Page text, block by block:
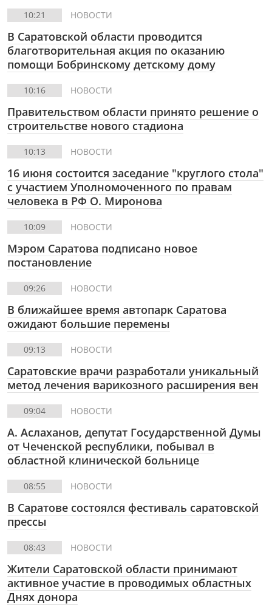
10:21 НОВОСТИ
В Саратовской области проводится
благотворительная акция по оказанию
помощи Бобринскому детскому дому
10:16 НОВОСТИ
Правительством области принято решение о
строительстве нового стадиона
10:13 НОВОСТИ
16 июня состоится заседание "круглого стола"
с участием Уполномоченного по правам
человека в РФ О. Миронова
10:09 НОВОСТИ
Мэром Саратова подписано новое
постановление
09:26 НОВОСТИ
В ближайшее время автопарк Саратова
ожидают большие перемены
09:13 НОВОСТИ
Саратовские врачи разработали уникальный
метод лечения варикозного расширения вен
09:04 НОВОСТИ
А. Аслаханов, депутат Государственной Думы
от Чеченской республики, побывал в
областной клинической больнице
08:55 НОВОСТИ
В Саратове состоялся фестиваль саратовской
прессы
08:43 НОВОСТИ
Жители Саратовской области принимают
активное участие в проводимых областных
Днях донора